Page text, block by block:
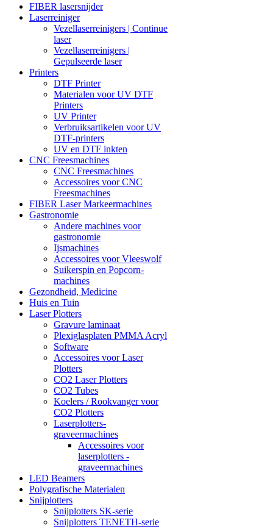
FIBER lasersnijder
Laserreiniger
Vezellaserreinigers | Continue
laser
Vezellaserreinigers |
Gepulseerde laser
Printers
DTF Printer
Materialen voor UV DTF
Printers
UV Printer
Verbruiksartikelen voor UV
DTF-printers
UV en DTF inkten
CNC Freesmachines
CNC Freesmachines
Accessoires voor CNC
Freesmachines
FIBER Laser Markeermachines
Gastronomie
Andere machines voor
gastronomie
Ijsmachines
Accessoires voor Vleeswolf
Suikerspin en Popcorn-
machines
Gezondheid, Medicine
Huis en Tuin
Laser Plotters
Gravure laminaat
Plexiglasplaten PMMA Acryl
Software
Accessoires voor Laser
Plotters
CO2 Laser Plotters
CO2 Tubes
Koelers / Rookvanger voor
CO2 Plotters
Laserplotters-
graveermachines
Accessoires voor
laserplotters -
graveermachines
LED Beamers
Polygrafische Materialen
Snijplotters
Snijplotters SK-serie
Snijplotters TENETH-serie